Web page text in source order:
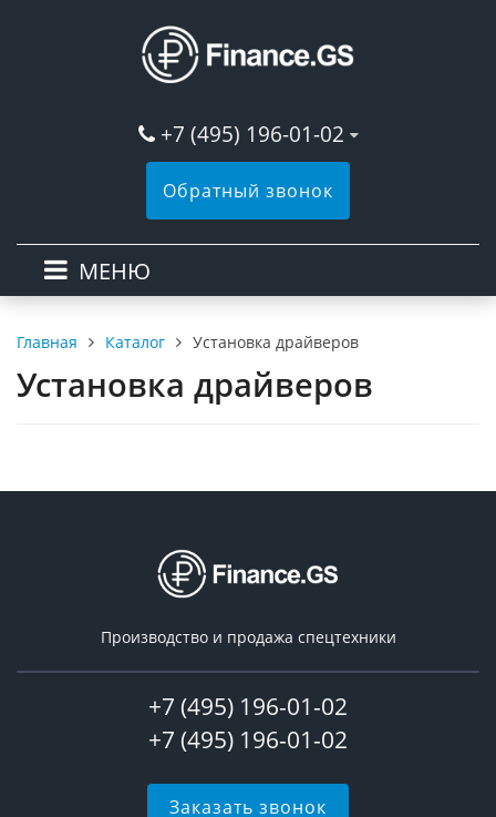
+7 (495) 196-01-02
Обратный звонок
МЕНЮ
Главная Каталог Установка драйверов
Установка драйверов
Производство и продажа спецтехники
+7 (495) 196-01-02
+7 (495) 196-01-02
Заказать звонок